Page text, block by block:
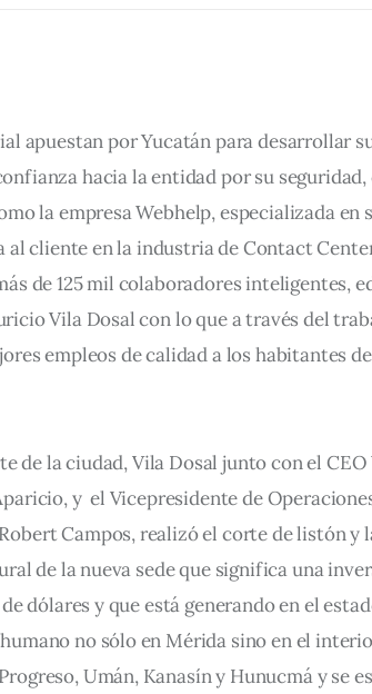
apuestan por Yucatán para desarrollar
hacia la entidad por su
la empresa Webhelp, especializada en
al cliente en la industria de Contact
de 125 mil colaboradores inteligentes,
Vila Dosal con lo que a través del
empleos de calidad a los habitantes
de la ciudad, Vila Dosal junto con el
y  el Vicepresidente de
Campos, realizó el corte de listón y
de la nueva sede que significa una
dólares y que está generando en el
no sólo en Mérida sino en el
Umán, Kanasín y Hunucmá y se